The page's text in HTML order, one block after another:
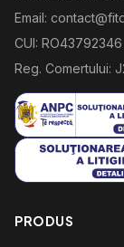
Email:
CUI: RO43792346
Reg. Comertului:
PRODUS